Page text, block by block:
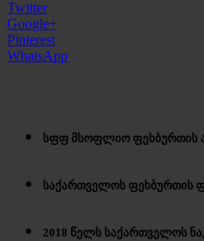
Twitter
Google+
Pinterest
WhatsApp
სფფ მსოფლიო ფეხბურთის
საქართველოს ფეხბურთის
2018 წელს საქართველოს